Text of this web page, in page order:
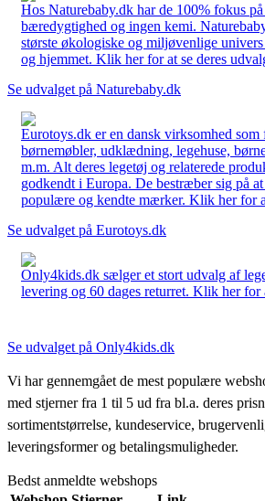
Hos Naturebaby.dk har de 100% fokus
bæredygtighed og ingen kemi.
største økologiske og miljøvenlige
og hjemmet. Klik her for at se deres
Se udvalget på Naturebaby.dk
Eurotoys.dk er en dansk virksomhed som
børnemøbler, udklædning, legehuse,
m.m. Alt deres legetøj og relaterede
godkendt i Europa. De bestræber sig på
populære og kendte mærker. Klik her for
Se udvalget på Eurotoys.dk
Only4kids.dk sælger et stort udvalg af
levering og 60 dages returret. Klik her for
Se udvalget på Only4kids.dk
Vi har gennemgået de mest populære
med stjerner fra 1 til 5 ud fra bl.a. deres
sortimentstørrelse, kundeservice,
leveringsformer og betalingsmuligheder.
Bedst anmeldte webshops